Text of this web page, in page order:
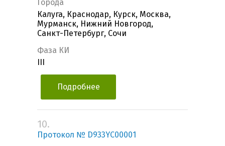
Города
Калуга, Краснодар, Курск, Москва,
Мурманск, Нижний Новгород,
Санкт-Петербург, Сочи
Фаза КИ
Подробнее
10.
Протокол № D933YC00001